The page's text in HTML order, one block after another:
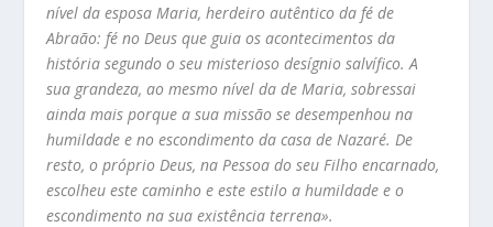
nível da esposa Maria, herdeiro autêntico da fé de
Abraão: fé no Deus que guia os acontecimentos da
história segundo o seu misterioso desígnio salvífico. A
sua grandeza, ao mesmo nível da de Maria, sobressai
ainda mais porque a sua missão se desempenhou na
humildade e no escondimento da casa de Nazaré. De
resto, o próprio Deus, na Pessoa do seu Filho encarnado,
escolheu este caminho e este estilo a humildade e o
escondimento na sua existência terrena».